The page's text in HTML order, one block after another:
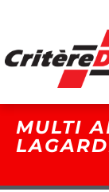
MULTI